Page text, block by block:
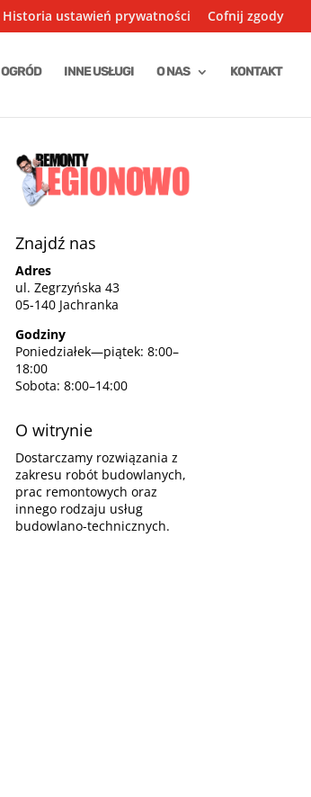
Historia ustawień prywatności Cofnij zgody
OGRÓD INNE USŁUGI O NAS KONTAKT
Znajdź nas
Adres
ul. Zegrzyńska 43
05-140 Jachranka
Godziny
Poniedziałek—piątek: 8:00–
18:00
Sobota: 8:00–14:00
O witrynie
Dostarczamy rozwiązania z
zakresu robót budowlanych,
prac remontowych oraz
innego rodzaju usług
budowlano-technicznych.